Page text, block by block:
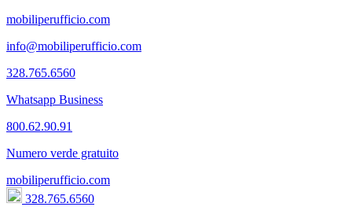
mobiliperufficio.com
info@mobiliperufficio.com
328.765.6560
Whatsapp Business
800.62.90.91
Numero verde gratuito
mobiliperufficio.com
328.765.6560